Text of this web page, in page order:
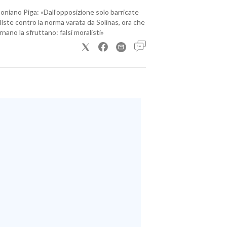
Piga: «Dall’opposizione solo barricate
contro la norma varata da Solinas, ora che
la sfruttano: falsi moralisti»